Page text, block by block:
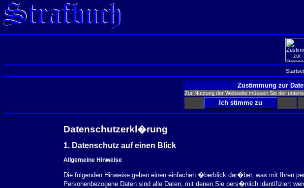
Zustimmung zur
Zur Nutzung der Webseite müssen Sie der
Datenschutzerkl�rung
1. Datenschutz auf einen Blick
Allgemeine Hinweise
Die folgenden Hinweise geben einen einfachen �berblick dar�ber, was mit Ihren
Personenbezogene Daten sind alle Daten, mit denen Sie pers�nlich identifiziert